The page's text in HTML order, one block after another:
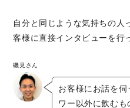
自分と同じような気持ちの人
客様に直接インタビューを行
磯見さん
お客様にお話を
ワー以外に飲むも